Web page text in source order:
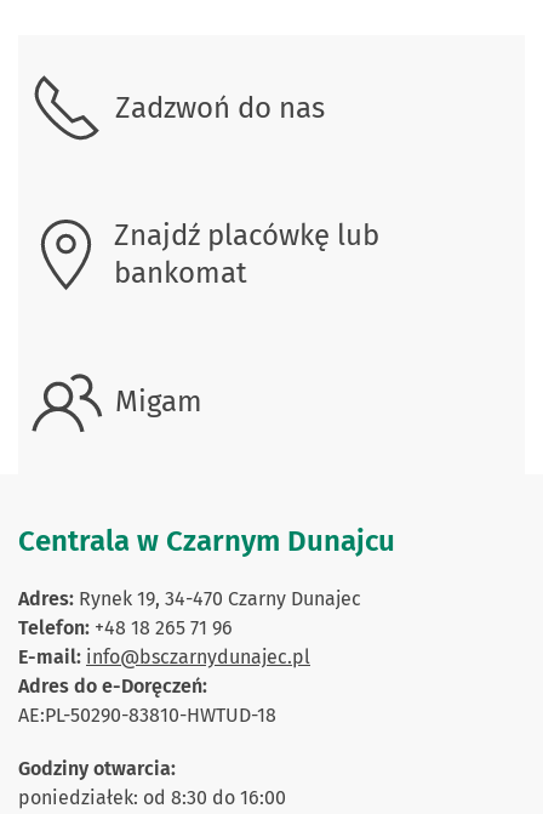
Zadzwoń do nas
Znajdź placówkę lub
bankomat
Migam
Centrala w Czarnym Dunajcu
Adres: Rynek 19, 34-470 Czarny Dunajec
Telefon: +48 18 265 71 96
E-mail: info@bsczarnydunajec.pl
Adres do e-Doręczeń:
AE:PL-50290-83810-HWTUD-18
Godziny otwarcia:
poniedziałek: od 8:30 do 16:00